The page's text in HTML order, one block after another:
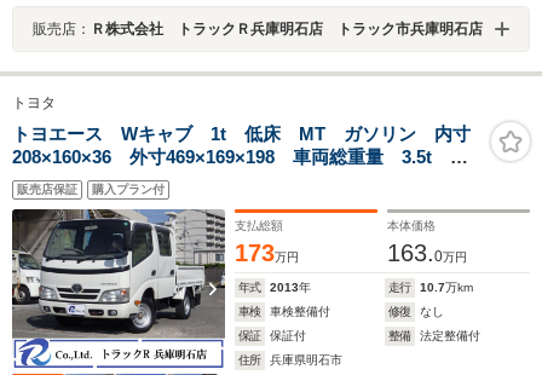
販売店： Ｒ株式会社 トラックＲ兵庫明石店 トラック市兵庫明石店
トヨタ
トヨエース Wキャブ 1t 低床 MT ガソリン 内寸
208×160×36 外寸469×169×198 車両総重量 3.5t 普
通免許 4ナンバー エンジン型式 1TR 2000cc 保証
付 小型 トラック
販売店保証 購入プラン付
支払総額
173万円
本体価格
163.0万円
年式 2013年 走行 10.7万km
車検
車検整備付 修復
なし
保証
保証付 整備
法定整備付
住所
兵庫県明石市